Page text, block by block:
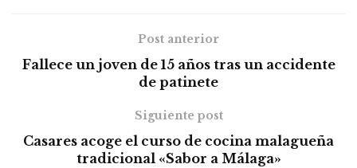
Post anterior
Fallece un joven de 15 años tras un accidente
de patinete
Siguiente post
Casares acoge el curso de cocina malagueña
tradicional «Sabor a Málaga»